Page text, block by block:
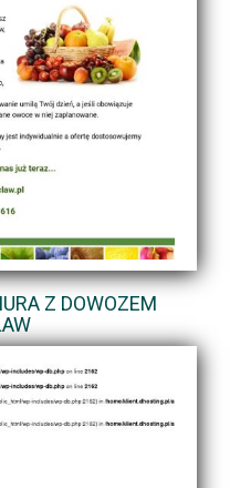
Z DOWOZEM